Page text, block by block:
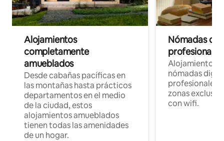
Alojamientos
completamente
amueblados
Desde cabañas pacíficas en
las montañas hasta prácticos
departamentos en el medio
de la ciudad, estos
alojamientos amueblados
tienen todas las amenidades
de un hogar.
Nómadas
Alojamientos
nómadas
profesionales
zonas
con wifi.